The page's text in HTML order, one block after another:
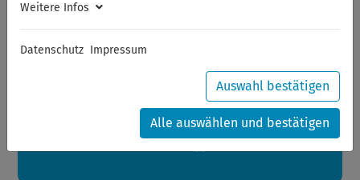
Sommerferien
Sehr geehrte Kunden,
Ihre Bestellungen in diesem Zeitraum werden ab dem
24.08.2026 verschickt.
Eine schöne Sommerpause
Weitere Infos
Datenschutz Impressum
Auswahl bestätigen
Alle auswählen und bestätigen